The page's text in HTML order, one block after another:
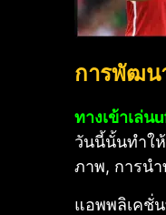
การพัฒน
ทางเข้าเล่น
วันนี้นั้นทำใ
ภาพ, การนำ
แอพพลิเคชั่